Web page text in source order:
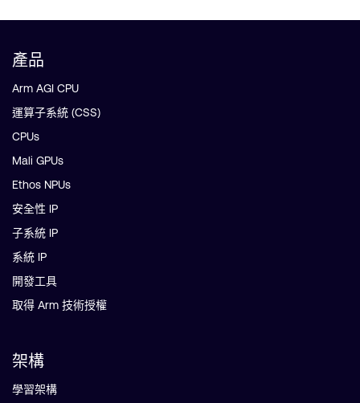
產品
Arm AGI CPU
運算子系統 (CSS)
CPUs
Mali GPUs
Ethos NPUs
安全性 IP
子系統 IP
系統 IP
開發工具
取得 Arm 技術授權
架構
學習架構